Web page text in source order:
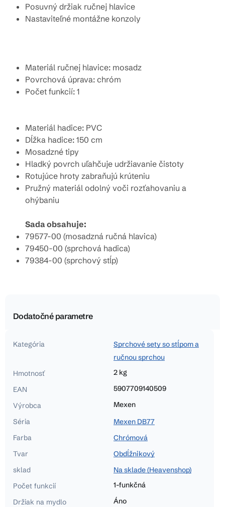
Posuvný držiak ručnej hlavice
Nastaviteľné montážne konzoly
Materiál ručnej hlavice: mosadz
Povrchová úprava: chróm
Počet funkcií: 1
Materiál hadice: PVC
Dĺžka hadice: 150 cm
Mosadzné tipy
Hladký povrch uľahčuje udržiavanie čistoty
Rotujúce hroty zabraňujú krúteniu
Pružný materiál odolný voči rozťahovaniu a
ohýbaniu
Sada obsahuje:
79577-00 (mosadzná ručná hlavica)
79450-00 (sprchová hadica)
79384-00 (sprchový stĺp)
Dodatočné parametre
Kategória
Sprchové sety so stĺpom a
ručnou sprchou
Hmotnosť
2 kg
EAN
5907709140509
Výrobca
Mexen
Séria
Mexen DB77
Farba
Chrómová
Tvar
Obdĺžnikový
sklad
Na sklade (Heavenshop)
Počet funkcií
1-funkčná
Držiak na mydlo
Áno